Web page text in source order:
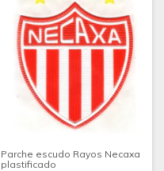
Parche escudo Rayos Necaxa
plastificado